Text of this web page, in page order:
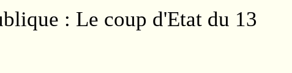
: Le coup d'Etat du 13